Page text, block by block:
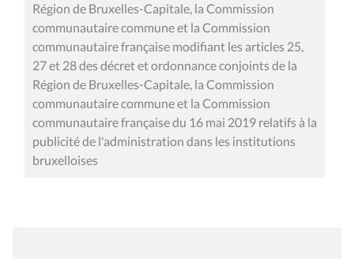
Région de Bruxelles-Capitale, la Commission
communautaire commune et la Commission
communautaire française modifiant les articles 25,
27 et 28 des décret et ordonnance conjoints de la
Région de Bruxelles-Capitale, la Commission
communautaire commune et la Commission
communautaire française du 16 mai 2019 relatifs à la
publicité de l'administration dans les institutions
bruxelloises